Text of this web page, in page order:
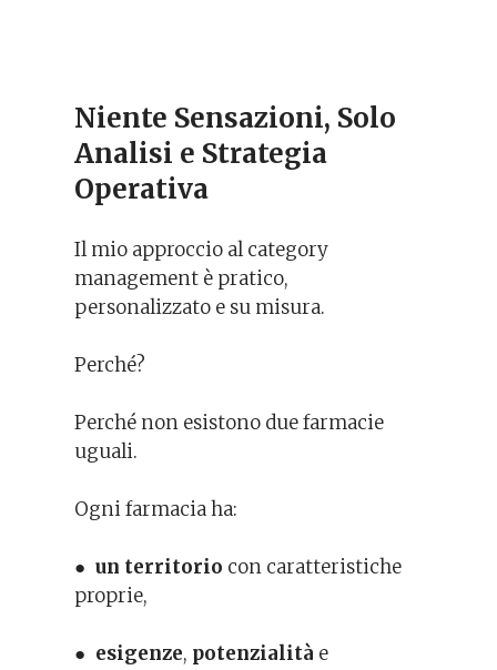
Niente Sensazioni, Solo
Analisi e Strategia
Operativa
Il mio approccio al category
management è pratico,
personalizzato e su misura.
Perché?
Perché non esistono due farmacie
uguali.
Ogni farmacia ha:
● un territorio con caratteristiche
proprie,
● esigenze, potenzialità e